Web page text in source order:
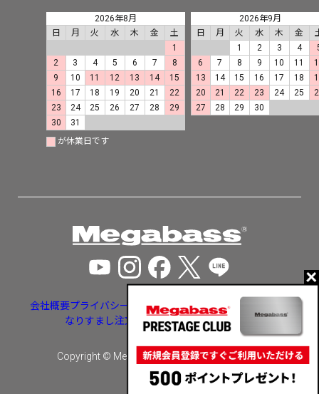
2026年8月
日
月 火 水 木 金
土
1
2
3 4 5 6 7
8
9
10 11 12 13 14
15
16
17 18 19 20 21
22
23
24 25 26 27 28
29
30
31
2026年9月
日
月 火 水 木 金
1
2 3 4
6
7 8 9 10 11
13
14 15 16 17 18
20
21 22 23 24 25
27
28 29 30
が休業日です
会社概要プライバシーポリシー特定商取引法に基づく表示
なりすまし注文・いたずら注文等への対応
Copyright © Megabass inc. All rights reserved.